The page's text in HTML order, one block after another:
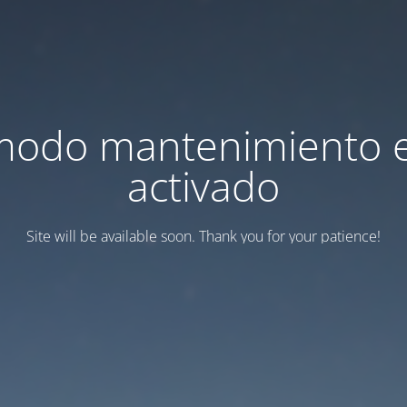
mantenimiento
activado
Site will be available soon. Thank you for your patience!